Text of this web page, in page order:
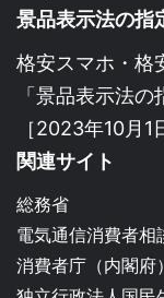
景品表示法の指
格安スマホ・格
「景品表示法
［2023年10月1
関連サイト
総務省
電気通信消費者相
消費者庁（内閣府）